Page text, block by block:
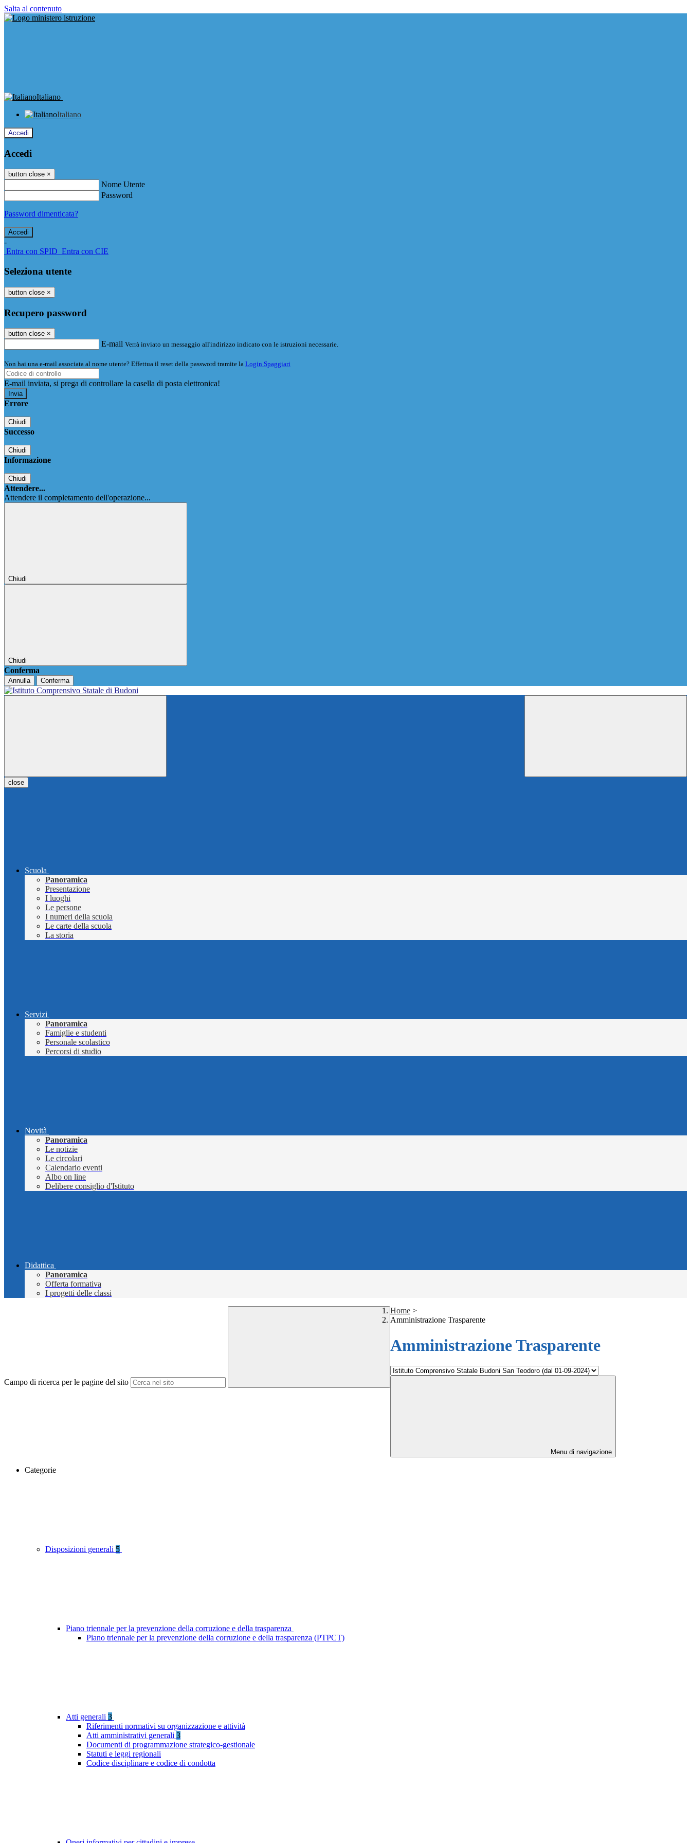
Salta al contenuto
Italiano
Italiano
Accedi
Accedi
button close ×
Nome Utente
Password
Password dimenticata?
-
Entra con SPID Entra con CIE
Seleziona utente
button close ×
Recupero password
button close ×
E-mail Verrà inviato un messaggio all'indirizzo indicato con le istruzioni necessarie.
Non hai una e-mail associata al nome utente? Effettua il reset della password tramite la Login Spaggiari
E-mail inviata, si prega di controllare la casella di posta elettronica!
Errore
Chiudi
Successo
Chiudi
Informazione
Chiudi
Attendere...
Attendere il completamento dell'operazione...
Chiudi
Chiudi
Conferma
Annulla Conferma
close
Scuola
Panoramica
Presentazione
I luoghi
Le persone
I numeri della scuola
Le carte della scuola
La storia
Servizi
Panoramica
Famiglie e studenti
Personale scolastico
Percorsi di studio
Novità
Panoramica
Le notizie
Le circolari
Calendario eventi
Albo on line
Delibere consiglio d'Istituto
Didattica
Panoramica
Offerta formativa
I progetti delle classi
Campo di ricerca per le pagine del sito
Home >
Amministrazione Trasparente
Amministrazione Trasparente
Menu di navigazione
Categorie
Disposizioni generali 5
Piano triennale per la prevenzione della corruzione e della trasparenza
Piano triennale per la prevenzione della corruzione e della trasparenza (PTPCT)
Atti generali 3
Riferimenti normativi su organizzazione e attività
Atti amministrativi generali 3
Documenti di programmazione strategico-gestionale
Statuti e leggi regionali
Codice disciplinare e codice di condotta